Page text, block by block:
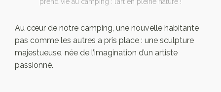
Au cœur de notre camping, une nouvelle habitante
pas comme les autres a pris place : une sculpture
majestueuse, née de l’imagination d’un artiste
passionné.